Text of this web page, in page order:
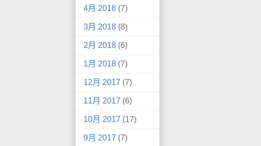
4月 2018 (7)
3月 2018 (8)
2月 2018 (6)
1月 2018 (7)
12月 2017 (7)
11月 2017 (6)
10月 2017 (17)
9月 2017 (7)